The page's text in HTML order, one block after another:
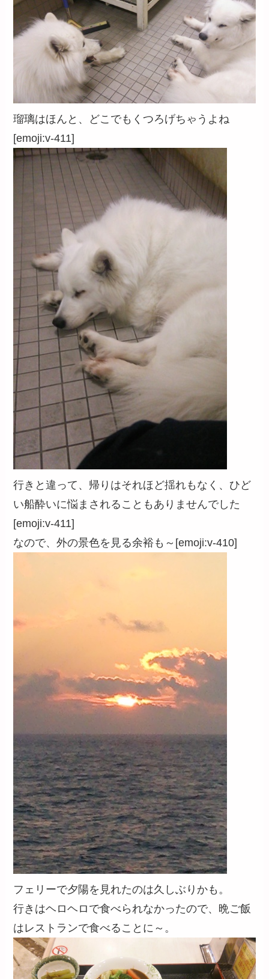
瑠璃はほんと、どこでもくつろげちゃうよね
[emoji:v-411]
行きと違って、帰りはそれほど揺れもなく、ひど
い船酔いに悩まされることもありませんでした
[emoji:v-411]
なので、外の景色を見る余裕も～[emoji:v-410]
フェリーで夕陽を見れたのは久しぶりかも。
行きはヘロヘロで食べられなかったので、晩ご飯
はレストランで食べることに～。